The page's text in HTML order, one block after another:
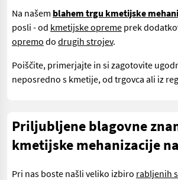
Na našem blahem trgu kmetijske
posli - od kmetijske opreme prek
opremo do drugih strojev.
Poiščite, primerjajte in si zagotovite
neposredno s kmetije, od trgovca ali iz
Priljubljene blagovne
kmetijske mehanizacije
Pri nas boste našli veliko izbiro rabljenih